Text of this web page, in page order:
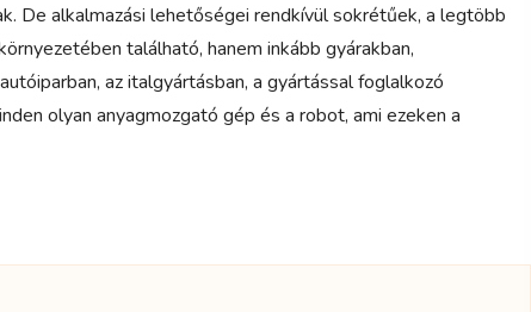
De alkalmazási lehetőségei rendkívül sokrétűek, a legtöbb
található, hanem inkább gyárakban,
az italgyártásban, a gyártással foglalkozó
olyan anyagmozgató gép és a robot, ami ezeken a